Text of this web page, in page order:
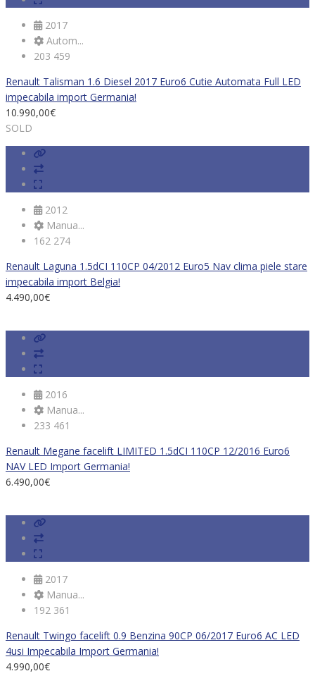
2017
Autom...
203 459
Renault Talisman 1.6 Diesel 2017 Euro6 Cutie Automata Full LED
impecabila import Germania!
10.990,00€
SOLD
2012
Manua...
162 274
Renault Laguna 1.5dCI 110CP 04/2012 Euro5 Nav clima piele stare
impecabila import Belgia!
4.490,00€
2016
Manua...
233 461
Renault Megane facelift LIMITED 1.5dCI 110CP 12/2016 Euro6
NAV LED Import Germania!
6.490,00€
2017
Manua...
192 361
Renault Twingo facelift 0.9 Benzina 90CP 06/2017 Euro6 AC LED
4usi Impecabila Import Germania!
4.990,00€